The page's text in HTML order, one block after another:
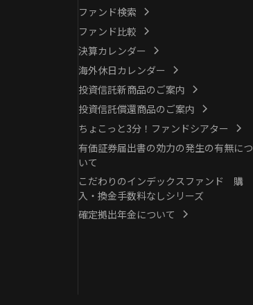
ファンド検索
ファンド比較
決算カレンダー
海外休日カレンダー
投資信託新商品のご案内
投資信託償還商品のご案内
ちょこっと3分！ファンドシアター
有価証券届出書の効力の発生の有無につ
いて
こだわりのインデックスファンド 購
入・換金手数料なしシリーズ
確定拠出年金について